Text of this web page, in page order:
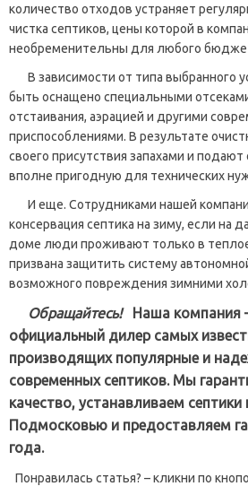
количество отходов устраняет
чистка септиков, цены которой в
необременительны для любого
В зависимости от типа выбранного
быть оснащено специальными
отстаивания, аэрацией и другими
приспособлениями. В результате
своего присутствия запахами и
вполне пригодную для технических
И еще. Сотрудниками нашей
консервация септика на зиму, если на
доме люди проживают только в
призвана защитить систему
возможного повреждения зимними
Обращайтесь!Наша компания
официальный дилер самых
производящих популярные и
современных септиков. Мы
качество, устанавливаем септики
Подмосковью и предоставляем
года.
Понравилась статья? – кликни по